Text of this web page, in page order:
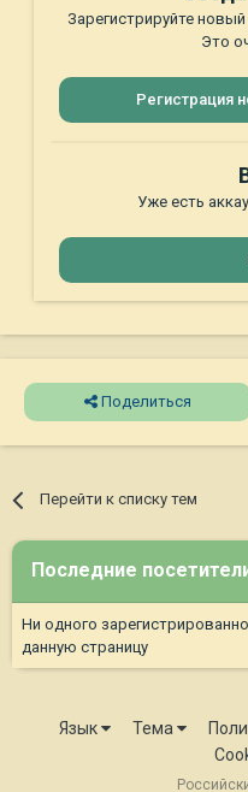
Зарегистрируйте
Это
Регистрация
Уже есть
Поделиться
Перейти к списку тем
Последние
Ни одного
данную страницу
Язык Тема